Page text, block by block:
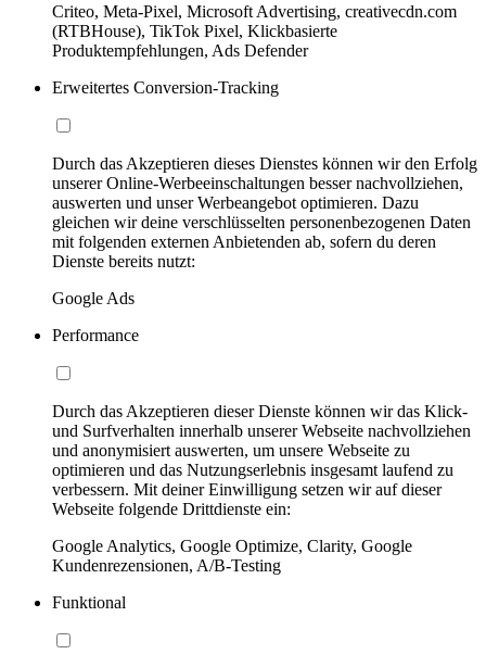
Criteo, Meta-Pixel, Microsoft Advertising, creativecdn.com
(RTBHouse), TikTok Pixel, Klickbasierte
Produktempfehlungen, Ads Defender
Erweitertes Conversion-Tracking
Durch das Akzeptieren dieses Dienstes können wir den Erfolg
unserer Online-Werbeeinschaltungen besser nachvollziehen,
auswerten und unser Werbeangebot optimieren. Dazu
gleichen wir deine verschlüsselten personenbezogenen Daten
mit folgenden externen Anbietenden ab, sofern du deren
Dienste bereits nutzt:
Google Ads
Performance
Durch das Akzeptieren dieser Dienste können wir das Klick-
und Surfverhalten innerhalb unserer Webseite nachvollziehen
und anonymisiert auswerten, um unsere Webseite zu
optimieren und das Nutzungserlebnis insgesamt laufend zu
verbessern. Mit deiner Einwilligung setzen wir auf dieser
Webseite folgende Drittdienste ein:
Google Analytics, Google Optimize, Clarity, Google
Kundenrezensionen, A/B-Testing
Funktional